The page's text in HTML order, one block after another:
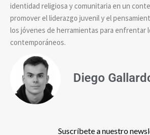
identidad religiosa y comunitaria en un
promover el liderazgo juvenil y el
los jóvenes de herramientas para enfrentar
contemporáneos.
Diego
Suscríbete a nuestro